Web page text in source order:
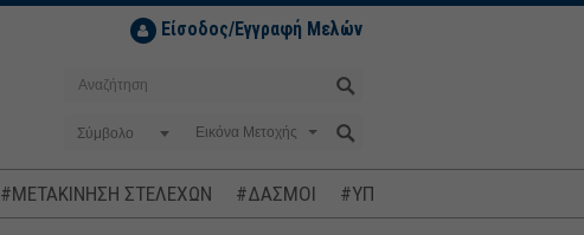
Είσοδος/Εγγραφή Μελών
Σύμβολο
#ΜΕΤΑΚΙΝΗΣΗ ΣΤΕΛΕΧΩΝ #ΔΑΣΜΟΙ #ΥΠΟΚΛΟΠΕΣ